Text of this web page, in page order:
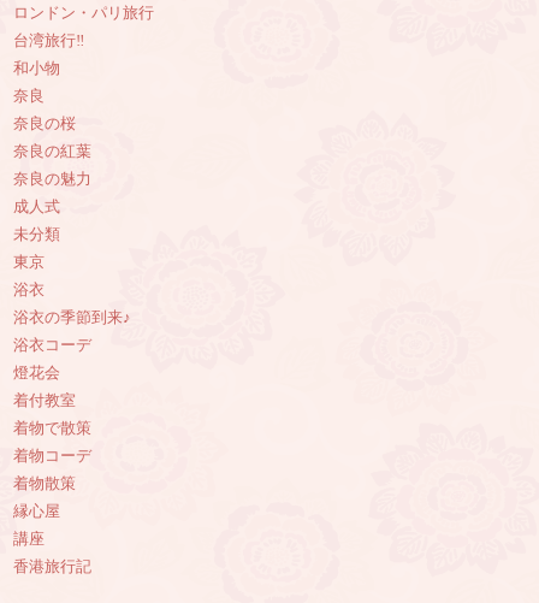
ロンドン・パリ旅行
台湾旅行‼︎
和小物
奈良
奈良の桜
奈良の紅葉
奈良の魅力
成人式
未分類
東京
浴衣
浴衣の季節到来♪
浴衣コーデ
燈花会
着付教室
着物で散策
着物コーデ
着物散策
縁心屋
講座
香港旅行記